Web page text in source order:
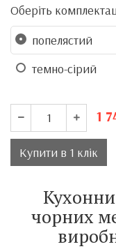
Оберіть
попелястий
темно-сірий
1
Купити в 1 клік
чорних